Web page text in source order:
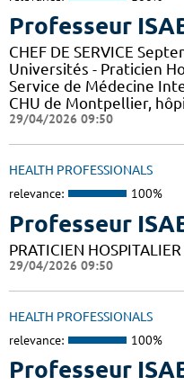
Professeur
CHEF DE SERVICE
Universités - Praticien
Service de Médecine
CHU de Montpellier,
29/04/2026 09:50
HEALTH PROFESSIONALS
relevance: 100%
Professeur
PRATICIEN HOSPITALIER
29/04/2026 09:50
HEALTH PROFESSIONALS
relevance: 100%
Professeur